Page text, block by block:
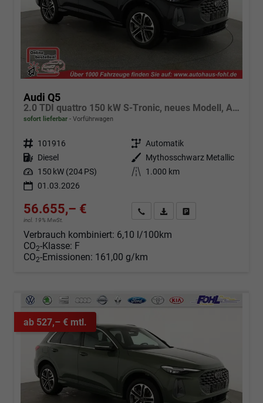
Audi Q5
2.0 TDI quattro 150 kW S-Tronic, neues Modell, AHK, Navi, Leder, Kamera, 19-Zoll
sofort lieferbar Vorführwagen
Fahrzeugnr. 101916 Getriebe Automatik
Kraftstoff Diesel Außenfarbe
Mythosschwarz Metallic
Leistung 150 kW (204 PS) Kilometerstand
1.000 km
01.03.2026
56.655,– €
incl. 19% MwSt.
Angebot anfordern
Fahrzeugexpose (PDF)
Verbrauch kombiniert: 6,10 l/100km
CO2-Klasse: F
CO2-Emissionen: 161,00 g/km
ab 527,– € mtl.